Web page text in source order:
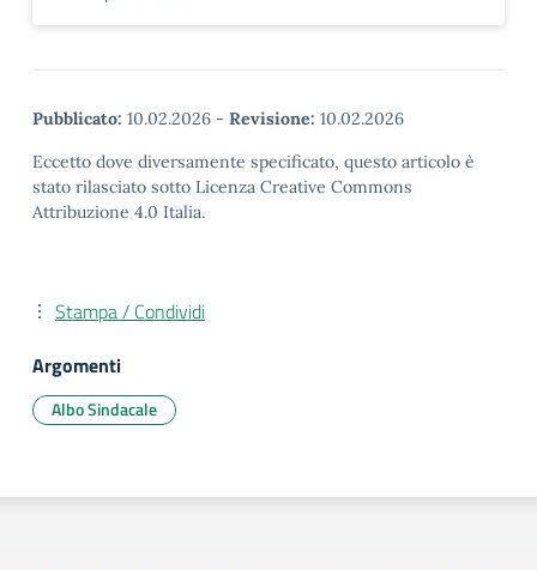
Pubblicato: 10.02.2026 - Revisione: 10.02.2026
Eccetto dove diversamente specificato, questo articolo è
stato rilasciato sotto Licenza Creative Commons
Attribuzione 4.0 Italia.
Stampa / Condividi
Argomenti
Albo Sindacale